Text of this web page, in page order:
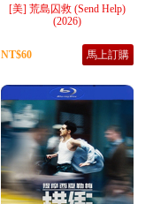
[美] 荒島囚救 (Send Help)
(2026)
NT$60 馬上訂購